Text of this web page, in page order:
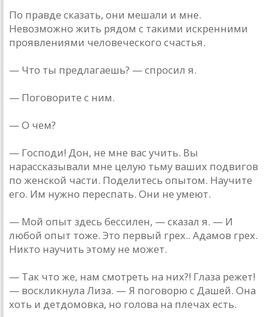
По правде сказать, они мешали и мне.
Невозможно жить рядом с такими искренними
проявлениями человеческого счастья.
— Что ты предлагаешь? — спросил я.
— Поговорите с ним.
— О чем?
— Господи! Дон, не мне вас учить. Вы
нарассказывали мне целую тьму ваших подвигов
по женской части. Поделитесь опытом. Научите
его. Им нужно переспать. Они не умеют.
— Мой опыт здесь бессилен, — сказал я. — И
любой опыт тоже. Это первый грех.. Адамов грех.
Никто научить этому не может.
— Так что же, нам смотреть на них?! Глаза режет!
— воскликнула Лиза. — Я поговорю с Дашей. Она
хоть и детдомовка, но голова на плечах есть.